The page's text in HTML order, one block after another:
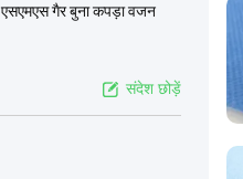
एसएमएस गैर बुना कपड़ा वजन
संदेश छोड़ें